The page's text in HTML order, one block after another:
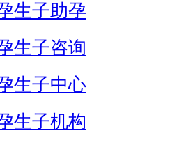
生子助孕
生子咨询
生子中心
生子机构